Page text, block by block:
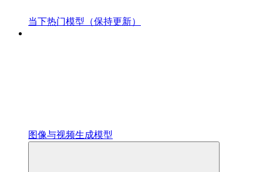
当下热门模型（保持更新）
图像与视频生成模型